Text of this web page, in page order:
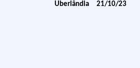
Uberlândia
21/10/23